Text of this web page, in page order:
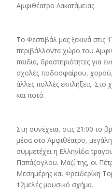
Αμφιθέατρο Λακατάμειας.
Το Φεστιβάλ μας ξεκινά
περιβάλλοντα χώρο του
παιδιά, δραστηριότητες για
σχολές ποδοσφαίρου,
άλλες πολλές εκπλήξεις.
και ποτό.
Στη συνέχεια, στις 21:00 το
μέσα στο Αμφιθέατρο,
συμμετέχει η Ελληνίδα
Παπάζογλου. Μαζί της, οι
Μεσημέρης και Φρειδερίκη
12μελές μουσικό σχήμα.